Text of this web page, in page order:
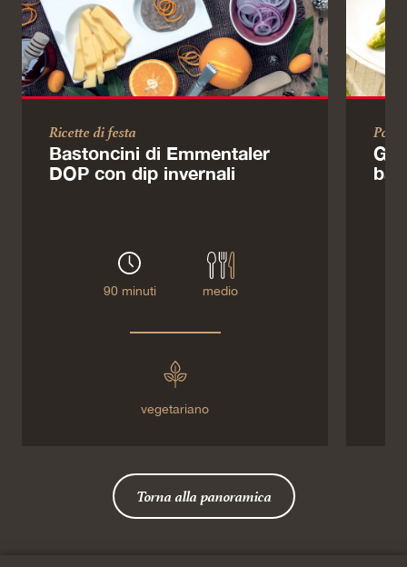
Ricette di festa
Bastoncini di Emmentaler
DOP con dip invernali
90 minuti medio
vegetariano
Torna alla panoramica